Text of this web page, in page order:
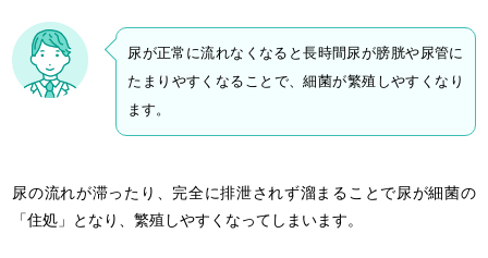
尿が正常に流れなくなると長時間尿が膀胱や尿管に
たまりやすくなることで、細菌が繁殖しやすくなり
ます。
尿の流れが滞ったり、完全に排泄されず溜まることで尿が細菌の
「住処」となり、繁殖しやすくなってしまいます。